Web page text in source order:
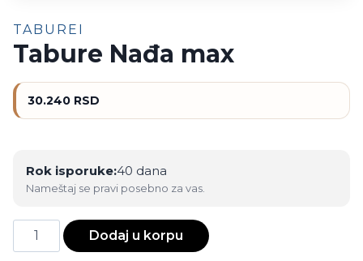
TABUREI
Tabure Nađa max
30.240 RSD
Rok isporuke:40 dana
Nameštaj se pravi posebno za vas.
Tabure
Nađa
Dodaj u korpu